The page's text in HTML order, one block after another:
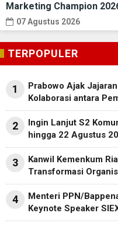
Marketing Champion
07 Agustus 2026
TERPOPULER
1
Prabowo Ajak
Kolaborasi antara
2
Ingin Lanjut S2
hingga 22 Agustus
3
Kanwil Kemenkum
Transformasi
4
Menteri PPN/
Keynote Speaker